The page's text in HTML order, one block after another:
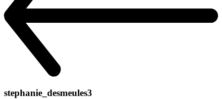
stephanie_desmeules3